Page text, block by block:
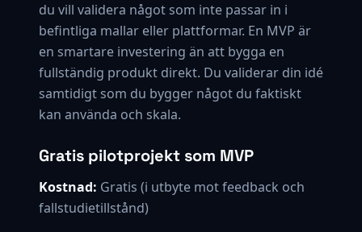
du vill validera något som inte passar in i
befintliga mallar eller plattformar. En MVP är
en smartare investering än att bygga en
fullständig produkt direkt. Du validerar din idé
samtidigt som du bygger något du faktiskt
kan använda och skala.
Gratis pilotprojekt som MVP
Kostnad: Gratis (i utbyte mot feedback och
fallstudietillstånd)